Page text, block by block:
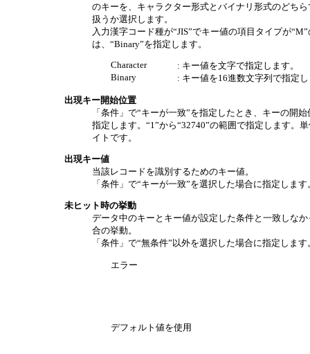
のキーを、キャラクター形式とバイナリ形式のどち
扱うか選択します。
入力漢字コード種が“JIS”でキー値の項目タイプが
は、“Binary”を指定します。
Character
: キー値を文字で指定します。
Binary
: キー値を16進数文字列で指定
出現キー開始位置
「条件」で“キーが一致”を指定したとき、キーの開
指定します。“1”から“32740”の範囲で指定します。
イトです。
出現キー値
当該レコードを識別するためのキー値。
「条件」で“キーが一致”を選択した場合に指定します
未ヒット時の挙動
データ中のキーとキー値が設定した条件と一致しな
合の挙動。
「条件」で“無条件”以外を選択した場合に指定します
エラー
デフォルト値を使用